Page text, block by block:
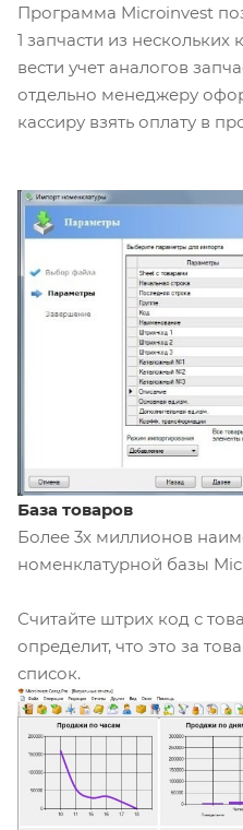
Программа Microinvest
1 запчасти из нескольких
вести учет аналогов
отдельно менеджеру
кассиру взять оплату в
База товаров
Более 3х миллионов
номенклатурной базы
Считайте штрих код с
определит, что это за
список.